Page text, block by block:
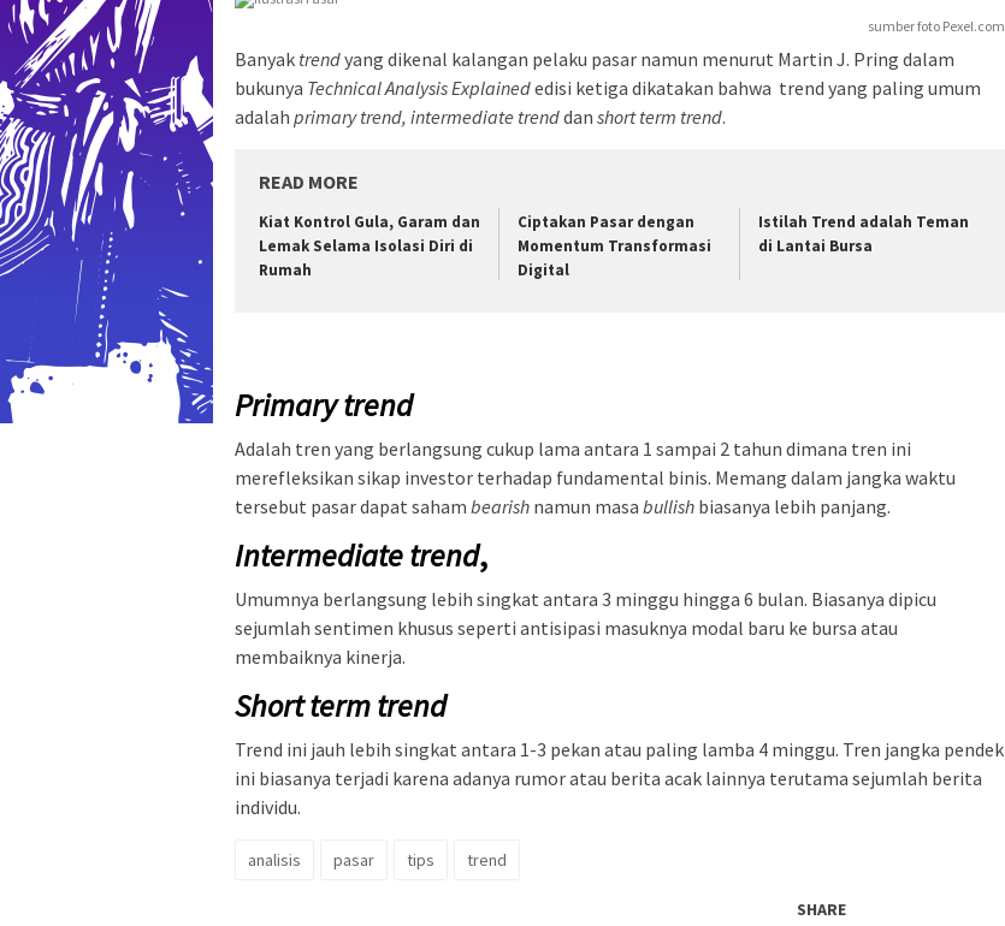
sumber foto Pexel.com
Banyak trendyang dikenal kalangan pelaku pasar namun menurut Martin J. Pring dalam
bukunya Technical Analysis Explainededisi ketiga dikatakan bahwa trend yang paling umum
adalah primary trend, intermediate trenddan short term trend.
READ MORE
Kiat Kontrol Gula, Garam dan
Lemak Selama Isolasi Diri di
Rumah
Ciptakan Pasar dengan
Momentum Transformasi
Digital
Istilah Trend adalah Teman
di Lantai Bursa
Primary trend
Adalah tren yang berlangsung cukup lama antara 1 sampai 2 tahun dimana tren ini
merefleksikan sikap investor terhadap fundamental binis. Memang dalam jangka waktu
tersebut pasar dapat saham bearish namun masa bullish biasanya lebih panjang.
Intermediate trend,
Umumnya berlangsung lebih singkat antara 3 minggu hingga 6 bulan. Biasanya dipicu
sejumlah sentimen khusus seperti antisipasi masuknya modal baru ke bursa atau
membaiknya kinerja.
Short term trend
Trend ini jauh lebih singkat antara 1-3 pekan atau paling lamba 4 minggu. Tren jangka pendek
ini biasanya terjadi karena adanya rumor atau berita acak lainnya terutama sejumlah berita
individu.
analisis pasar tips trend
SHARE